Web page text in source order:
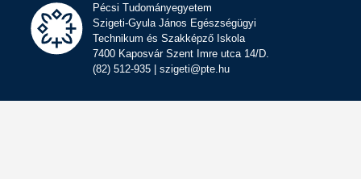
Pécsi Tudományegyetem
Szigeti-Gyula János Egészségügyi
Technikum és Szakképző Iskola
7400 Kaposvár Szent Imre utca 14/D.
(82) 512-935 | szigeti@pte.hu